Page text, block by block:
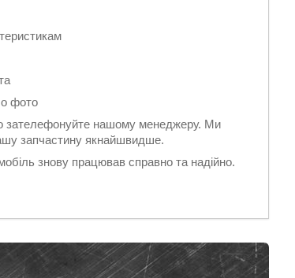
фото
зателефонуйте нашому менеджеру. Ми
запчастину якнайшвидше.
знову працював справно та надійно.